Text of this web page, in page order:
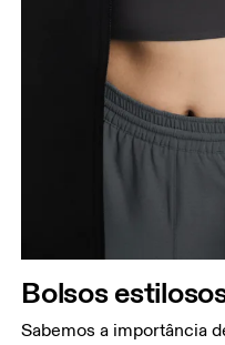
Bolsos
Sabemos a importância